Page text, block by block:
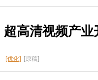
超高清视频产业
[优化] [原稿]